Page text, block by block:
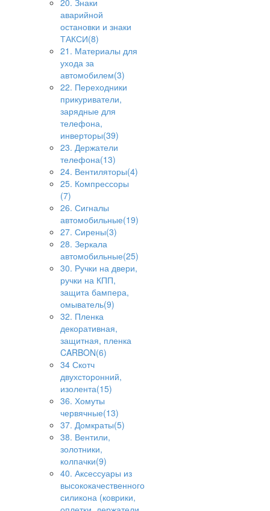
20. Знаки
аварийной
остановки и знаки
ТАКСИ(8)
21. Материалы для
ухода за
автомобилем(3)
22. Переходники
прикуриватели,
зарядные для
телефона,
инверторы(39)
23. Держатели
телефона(13)
24. Вентиляторы(4)
25. Компрессоры
(7)
26. Сигналы
автомобильные(19)
27. Сирены(3)
28. Зеркала
автомобильные(25)
30. Ручки на двери,
ручки на КПП,
защита бампера,
омыватель(9)
32. Пленка
декоративная,
защитная, пленка
CARBON(6)
34 Скотч
двухсторонний,
изолента(15)
36. Хомуты
червячные(13)
37. Домкраты(5)
38. Вентили,
золотники,
колпачки(9)
40. Аксессуары из
высококачественного
силикона (коврики,